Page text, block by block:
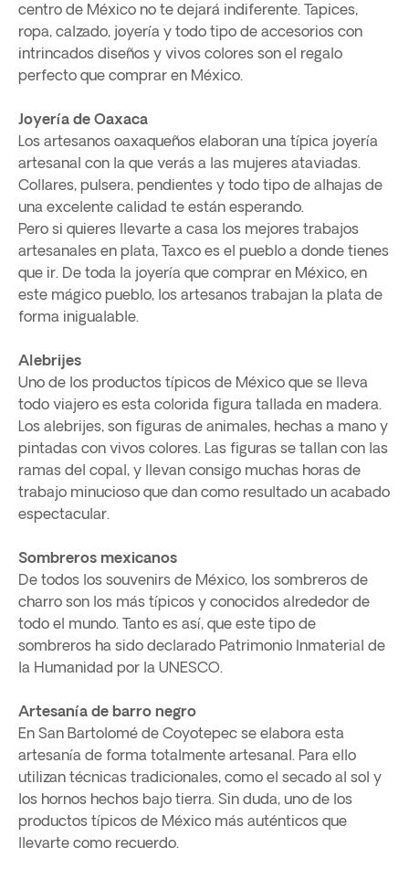
centro de México no te dejará indiferente. Tapices,
ropa, calzado, joyería y todo tipo de accesorios con
intrincados diseños y vivos colores son el regalo
perfecto que comprar en México.
Joyería de Oaxaca
Los artesanos oaxaqueños elaboran una típica joyería
artesanal con la que verás a las mujeres ataviadas.
Collares, pulsera, pendientes y todo tipo de alhajas de
una excelente calidad te están esperando.
Pero si quieres llevarte a casa los mejores trabajos
artesanales en plata, Taxco es el pueblo a donde tienes
que ir. De toda la joyería que comprar en México, en
este mágico pueblo, los artesanos trabajan la plata de
forma inigualable.
Alebrijes
Uno de los productos típicos de México que se lleva
todo viajero es esta colorida figura tallada en madera.
Los alebrijes, son figuras de animales, hechas a mano y
pintadas con vivos colores. Las figuras se tallan con las
ramas del copal, y llevan consigo muchas horas de
trabajo minucioso que dan como resultado un acabado
espectacular.
Sombreros mexicanos
De todos los souvenirs de México, los sombreros de
charro son los más típicos y conocidos alrededor de
todo el mundo. Tanto es así, que este tipo de
sombreros ha sido declarado Patrimonio Inmaterial de
la Humanidad por la UNESCO.
Artesanía de barro negro
En San Bartolomé de Coyotepec se elabora esta
artesanía de forma totalmente artesanal. Para ello
utilizan técnicas tradicionales, como el secado al sol y
los hornos hechos bajo tierra. Sin duda, uno de los
productos típicos de México más auténticos que
llevarte como recuerdo.